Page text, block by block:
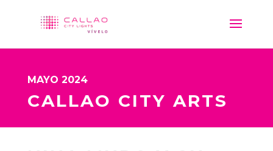
MAYO 2024
CALLAO CITY ARTS